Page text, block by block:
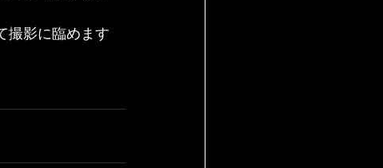
撮影に臨めます